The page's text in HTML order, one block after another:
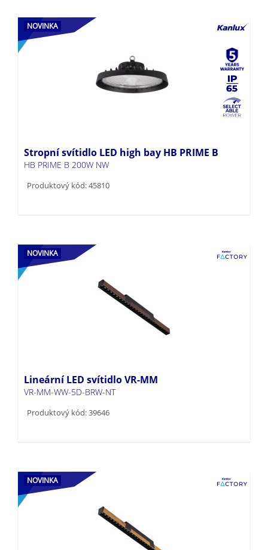
NOVINKA
Stropní svítidlo LED high bay HB PRIME B
HB PRIME B 200W NW
Produktový kód: 45810
NOVINKA
Lineární LED svítidlo VR-MM
VR-MM-WW-5D-BRW-NT
Produktový kód: 39646
NOVINKA